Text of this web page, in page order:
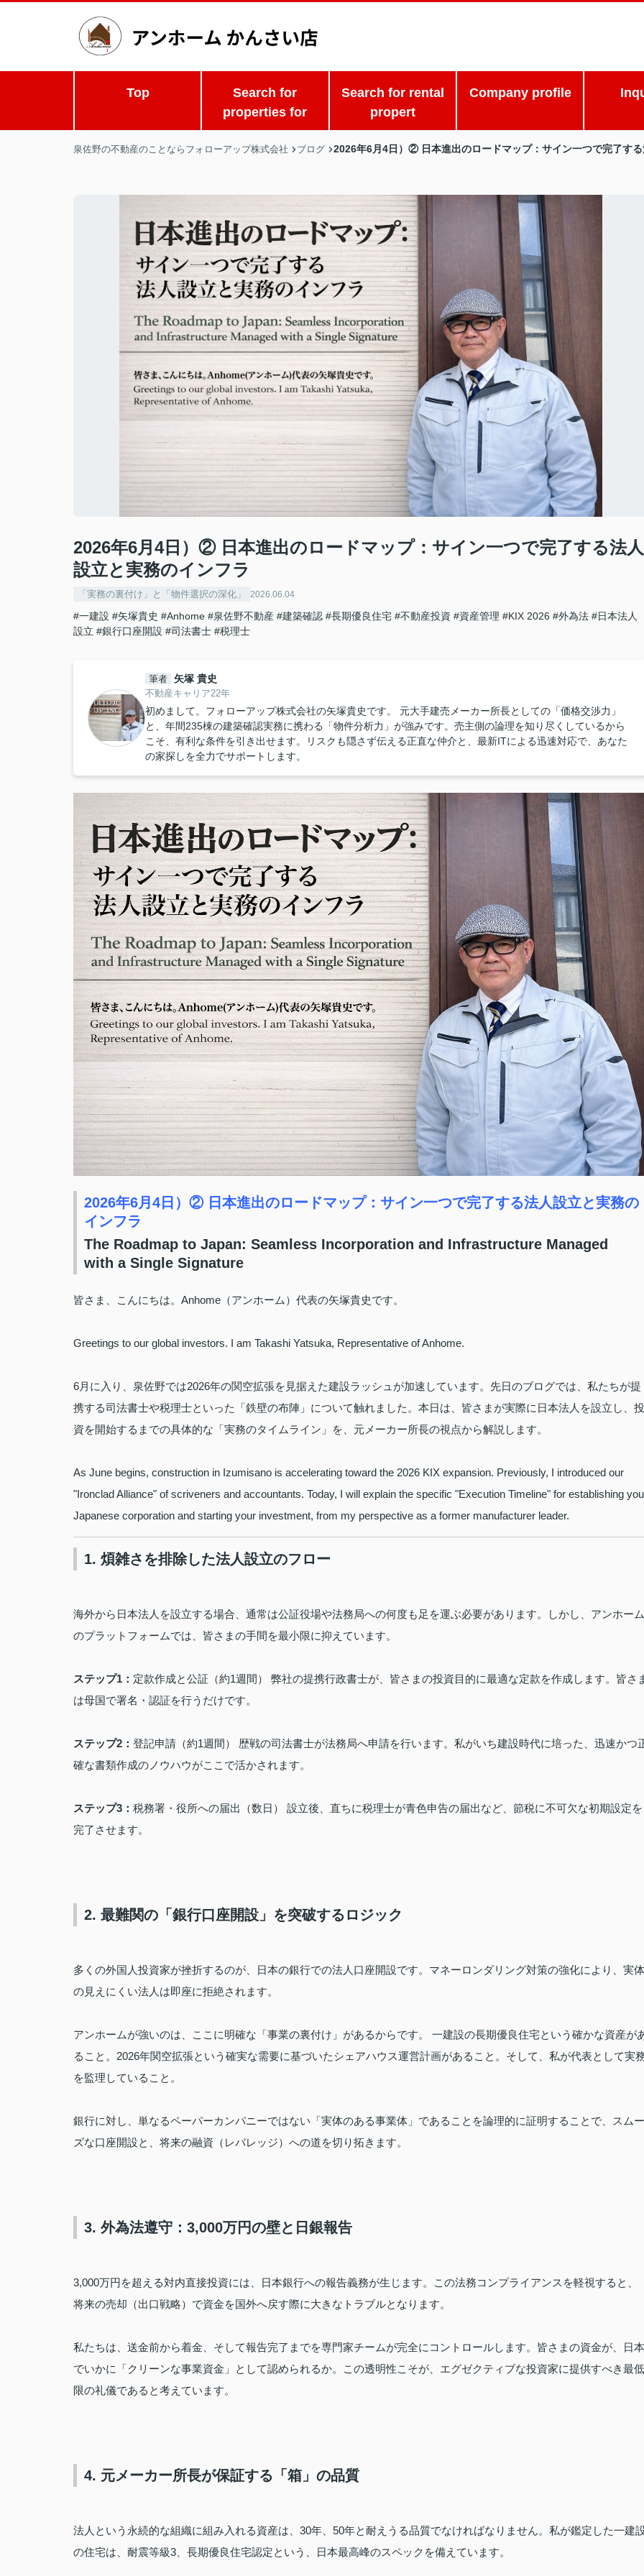
Top
Search for
properties for
Search for rental
propert
Company profile
泉佐野の不動産のことならフォローアップ株式会社 ブログ 2026年6月4日）② 日本進出のロードマップ：サイン一つで完了す
2026年6月4日）② 日本進出のロードマップ：サイン一つで完了する法人
設立と実務のインフラ
「実務の裏付け」と「物件選択の深化」 2026.06.04
#一建設 #矢塚貴史 #Anhome #泉佐野不動産 #建築確認 #長期優良住宅 #不動産投資 #資産管理 #KIX 2026 #外為法 #日本法人
設立 #銀行口座開設 #司法書士 #税理士
筆者 矢塚 貴史
不動産キャリア22年
初めまして。フォローアップ株式会社の矢塚貴史です。 元大手建売メーカー所長としての「価格交渉力」
と、年間235棟の建築確認実務に携わる「物件分析力」が強みです。売主側の論理を知り尽くしているから
こそ、有利な条件を引き出せます。リスクも隠さず伝える正直な仲介と、最新ITによる迅速対応で、あなた
の家探しを全力でサポートします。
2026年6月4日）② 日本進出のロードマップ：サイン一つで完了する法人設立と実務の
インフラ
The Roadmap to Japan: Seamless Incorporation and Infrastructure Managed
with a Single Signature
皆さま、こんにちは。Anhome（アンホーム）代表の矢塚貴史です。
Greetings to our global investors. I am Takashi Yatsuka, Representative of Anhome.
6月に入り、泉佐野では2026年の関空拡張を見据えた建設ラッシュが加速しています。先日のブログでは、私たちが提
携する司法書士や税理士といった「鉄壁の布陣」について触れました。本日は、皆さまが実際に日本法人を設立し、投
資を開始するまでの具体的な「実務のタイムライン」を、元メーカー所長の視点から解説します。
As June begins, construction in Izumisano is accelerating toward the 2026 KIX expansion. Previously, I introduced our
"Ironclad Alliance" of scriveners and accountants. Today, I will explain the specific "Execution Timeline" for establishing
Japanese corporation and starting your investment, from my perspective as a former manufacturer leader.
1. 煩雑さを排除した法人設立のフロー
海外から日本法人を設立する場合、通常は公証役場や法務局への何度も足を運ぶ必要があります。しかし、アンホーム
のプラットフォームでは、皆さまの手間を最小限に抑えています。
ステップ1： 定款作成と公証（約1週間） 弊社の提携行政書士が、皆さまの投資目的に最適な定款を作成します。皆さ
は母国で署名・認証を行うだけです。
ステップ2： 登記申請（約1週間） 歴戦の司法書士が法務局へ申請を行います。私がいち建設時代に培った、迅速かつ
確な書類作成のノウハウがここで活かされます。
ステップ3： 税務署・役所への届出（数日） 設立後、直ちに税理士が青色申告の届出など、節税に不可欠な初期設定を
完了させます。
2. 最難関の「銀行口座開設」を突破するロジック
多くの外国人投資家が挫折するのが、日本の銀行での法人口座開設です。マネーロンダリング対策の強化により、実体
の見えにくい法人は即座に拒絶されます。
アンホームが強いのは、ここに明確な「事業の裏付け」があるからです。 一建設の長期優良住宅という確かな資産が
ること。2026年関空拡張という確実な需要に基づいたシェアハウス運営計画があること。そして、私が代表として実
を監理していること。
銀行に対し、単なるペーパーカンパニーではない「実体のある事業体」であることを論理的に証明することで、スムー
ズな口座開設と、将来の融資（レバレッジ）への道を切り拓きます。
3. 外為法遵守：3,000万円の壁と日銀報告
3,000万円を超える対内直接投資には、日本銀行への報告義務が生じます。この法務コンプライアンスを軽視すると、
将来の売却（出口戦略）で資金を国外へ戻す際に大きなトラブルとなります。
私たちは、送金前から着金、そして報告完了までを専門家チームが完全にコントロールします。皆さまの資金が、日本
でいかに「クリーンな事業資金」として認められるか。この透明性こそが、エグゼクティブな投資家に提供すべき最低
限の礼儀であると考えています。
4. 元メーカー所長が保証する「箱」の品質
法人という永続的な組織に組み入れる資産は、30年、50年と耐えうる品質でなければなりません。私が鑑定した一建
の住宅は、耐震等級3、長期優良住宅認定という、日本最高峰のスペックを備えています。